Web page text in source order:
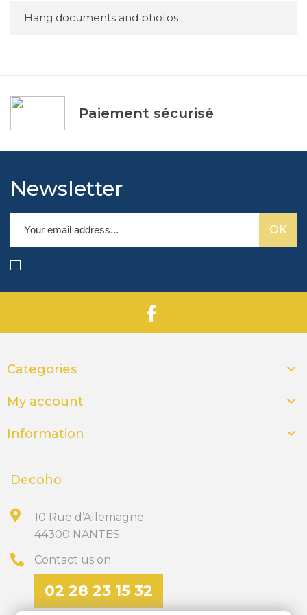
Hang documents and photos
feutres craie sont une option pratique et
Paiement sécurisé
Newsletter
Categories 
My account 
Information 
Decoho
10 Rue d’Allemagne
44300 NANTES
Contact us on
02 28 23 15 32